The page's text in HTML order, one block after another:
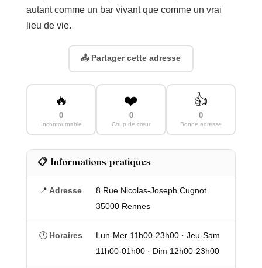
autant comme un bar vivant que comme un vrai
lieu de vie.
📤 Partager cette adresse
🔥
0
Incontournable
❤️
0
Coup de cœur
👍
0
Bonne adresse
📋 Informations pratiques
📍 Adresse
8 Rue Nicolas-Joseph Cugnot
35000 Rennes
🕐 Horaires
Lun-Mer 11h00-23h00 · Jeu-Sam
11h00-01h00 · Dim 12h00-23h00